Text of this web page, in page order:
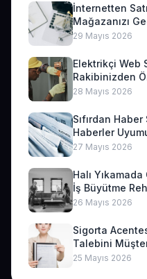
İnternetten
Mağazanızı
29 Mayıs 2026
Elektrikçi Web
Rakibinizden
28 Mayıs 2026
Sıfırdan Haber
Haberler
27 Mayıs 2026
Halı
İş Büyütme
26 Mayıs 2026
Sigorta
Talebini
25 Mayıs 2026